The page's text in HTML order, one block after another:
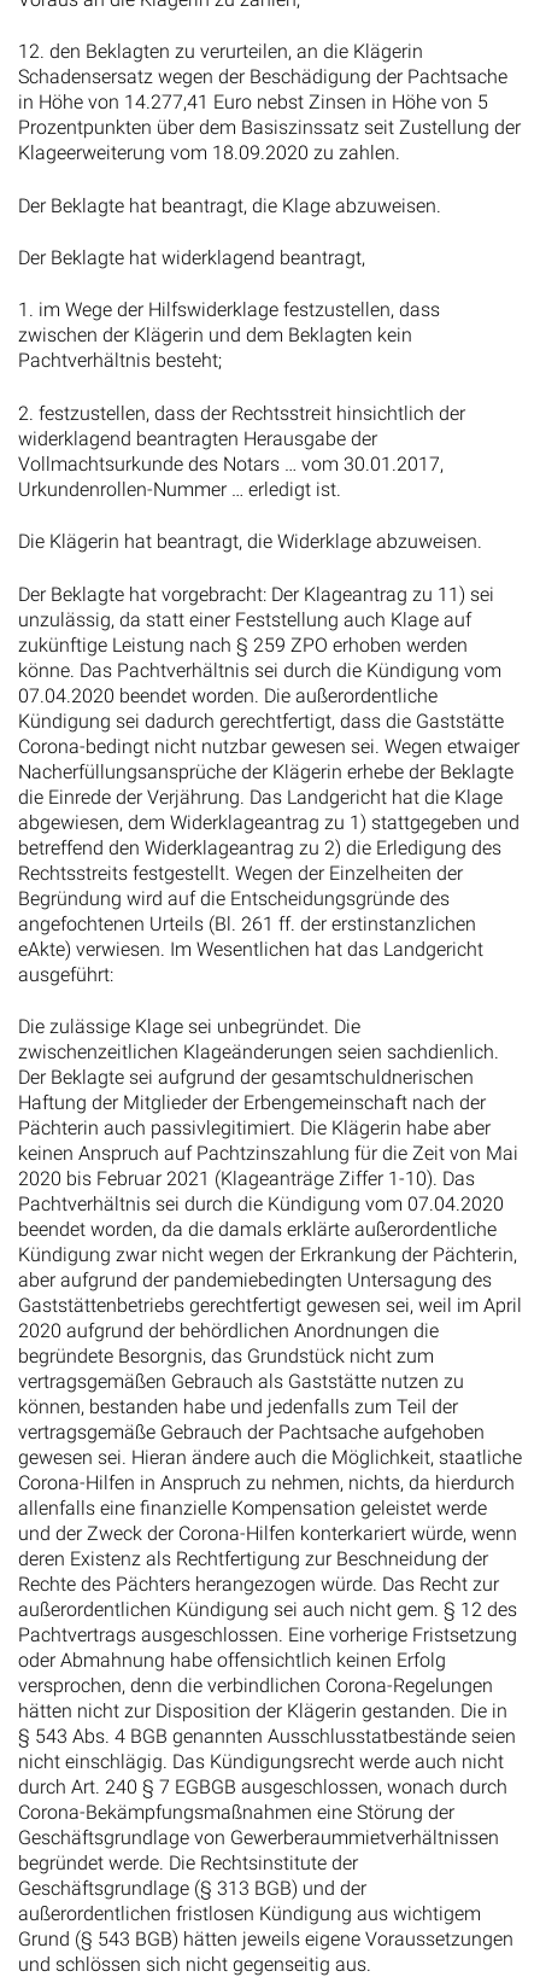
12. den Beklagten zu verurteilen, an die Klägerin
Schadensersatz wegen der Beschädigung der Pachtsache
in Höhe von 14.277,41 Euro nebst Zinsen in Höhe von 5
Prozentpunkten über dem Basiszinssatz seit Zustellung der
Klageerweiterung vom 18.09.2020 zu zahlen.
Der Beklagte hat beantragt, die Klage abzuweisen.
Der Beklagte hat widerklagend beantragt,
1. im Wege der Hilfswiderklage festzustellen, dass
zwischen der Klägerin und dem Beklagten kein
Pachtverhältnis besteht;
2. festzustellen, dass der Rechtsstreit hinsichtlich der
widerklagend beantragten Herausgabe der
Vollmachtsurkunde des Notars … vom 30.01.2017,
Urkundenrollen-Nummer … erledigt ist.
Die Klägerin hat beantragt, die Widerklage abzuweisen.
Der Beklagte hat vorgebracht: Der Klageantrag zu 11) sei
unzulässig, da statt einer Feststellung auch Klage auf
zukünftige Leistung nach § 259 ZPO erhoben werden
könne. Das Pachtverhältnis sei durch die Kündigung vom
07.04.2020 beendet worden. Die außerordentliche
Kündigung sei dadurch gerechtfertigt, dass die Gaststätte
Corona-bedingt nicht nutzbar gewesen sei. Wegen etwaiger
Nacherfüllungsansprüche der Klägerin erhebe der Beklagte
die Einrede der Verjährung. Das Landgericht hat die Klage
abgewiesen, dem Widerklageantrag zu 1) stattgegeben und
betreffend den Widerklageantrag zu 2) die Erledigung des
Rechtsstreits festgestellt. Wegen der Einzelheiten der
Begründung wird auf die Entscheidungsgründe des
angefochtenen Urteils (Bl. 261 ff. der erstinstanzlichen
eAkte) verwiesen. Im Wesentlichen hat das Landgericht
ausgeführt:
Die zulässige Klage sei unbegründet. Die
zwischenzeitlichen Klageänderungen seien sachdienlich.
Der Beklagte sei aufgrund der gesamtschuldnerischen
Haftung der Mitglieder der Erbengemeinschaft nach der
Pächterin auch passivlegitimiert. Die Klägerin habe aber
keinen Anspruch auf Pachtzinszahlung für die Zeit von Mai
2020 bis Februar 2021 (Klageanträge Ziffer 1-10). Das
Pachtverhältnis sei durch die Kündigung vom 07.04.2020
beendet worden, da die damals erklärte außerordentliche
Kündigung zwar nicht wegen der Erkrankung der Pächterin,
aber aufgrund der pandemiebedingten Untersagung des
Gaststättenbetriebs gerechtfertigt gewesen sei, weil im April
2020 aufgrund der behördlichen Anordnungen die
begründete Besorgnis, das Grundstück nicht zum
vertragsgemäßen Gebrauch als Gaststätte nutzen zu
können, bestanden habe und jedenfalls zum Teil der
vertragsgemäße Gebrauch der Pachtsache aufgehoben
gewesen sei. Hieran ändere auch die Möglichkeit, staatliche
Corona-Hilfen in Anspruch zu nehmen, nichts, da hierdurch
allenfalls eine finanzielle Kompensation geleistet werde
und der Zweck der Corona-Hilfen konterkariert würde, wenn
deren Existenz als Rechtfertigung zur Beschneidung der
Rechte des Pächters herangezogen würde. Das Recht zur
außerordentlichen Kündigung sei auch nicht gem. § 12 des
Pachtvertrags ausgeschlossen. Eine vorherige Fristsetzung
oder Abmahnung habe offensichtlich keinen Erfolg
versprochen, denn die verbindlichen Corona-Regelungen
hätten nicht zur Disposition der Klägerin gestanden. Die in
§ 543 Abs. 4 BGB genannten Ausschlusstatbestände seien
nicht einschlägig. Das Kündigungsrecht werde auch nicht
durch Art. 240 § 7 EGBGB ausgeschlossen, wonach durch
Corona-Bekämpfungsmaßnahmen eine Störung der
Geschäftsgrundlage von Gewerberaummietverhältnissen
begründet werde. Die Rechtsinstitute der
Geschäftsgrundlage (§ 313 BGB) und der
außerordentlichen fristlosen Kündigung aus wichtigem
Grund (§ 543 BGB) hätten jeweils eigene Voraussetzungen
und schlössen sich nicht gegenseitig aus.